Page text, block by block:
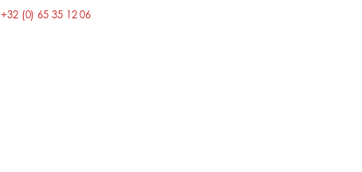
+32 (0) 65 35 12 06